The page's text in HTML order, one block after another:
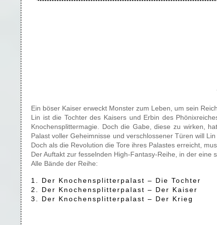
Ein böser Kaiser erweckt Monster zum Leben, um sein
Lin ist die Tochter des Kaisers und Erbin des
Knochensplittermagie. Doch die Gabe, diese zu wirken,
Palast voller Geheimnisse und verschlossener Türen will
Doch als die Revolution die Tore ihres Palastes erreicht,
Der Auftakt zur fesselnden High-Fantasy-Reihe, in der
Alle Bände der Reihe:
1. Der Knochensplitterpalast – Die Tochter
2. Der Knochensplitterpalast – Der Kaiser
3. Der Knochensplitterpalast – Der Krieg